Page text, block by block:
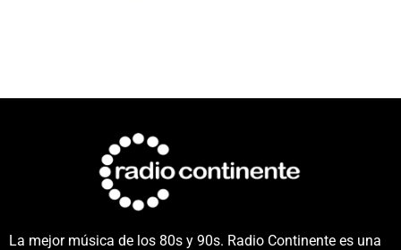
La mejor música de los 80s y 90s. Radio Continente es una